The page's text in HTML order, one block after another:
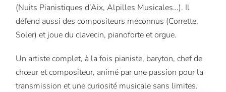
(Nuits Pianistiques d’Aix, Alpilles Musicales…). Il
défend aussi des compositeurs méconnus (Corrette,
Soler) et joue du clavecin, pianoforte et orgue.
Un artiste complet, à la fois pianiste, baryton, chef de
chœur et compositeur, animé par une passion pour la
transmission et une curiosité musicale sans limites.